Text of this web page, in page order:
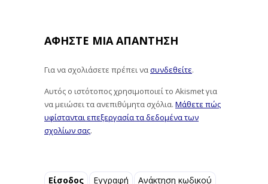
ΑΦΉΣΤΕ ΜΙΑ ΑΠΆΝΤΗΣΗ
Για να σχολιάσετε πρέπει νασυνδεθείτε.
Αυτός ο ιστότοπος χρησιμοποιεί το Akismet για
να μειώσει τα ανεπιθύμητα σχόλια. Μάθετε πώς
υφίστανται επεξεργασία τα δεδομένα των
σχολίων σας.
Είσοδος Εγγραφή Ανάκτηση κωδικού